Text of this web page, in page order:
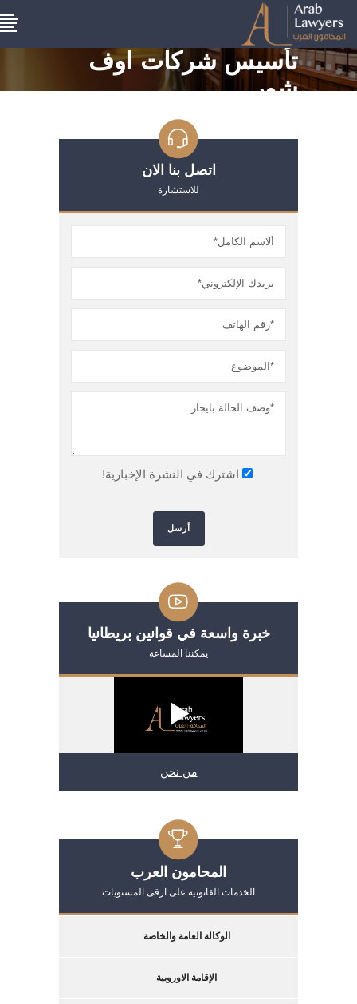
تأسيس شركات اوف
شور
اتصل بنا الان
للاستشارة
اشترك في النشرة الإخبارية!
خبرة واسعة في قوانين بريطانيا
يمكننا المساعة
من نحن
المحامون العرب
الخدمات القانونية على ارقى المستويات
الوكالة العامة والخاصة
الإقامة الاوروبية